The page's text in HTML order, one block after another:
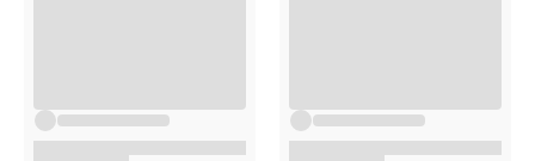
Siliqua Fruit Extract, Diospyros Kaki Fruit Extract, Hexyl
Cinnamal, Limonene